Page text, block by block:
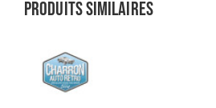
Produits similaires